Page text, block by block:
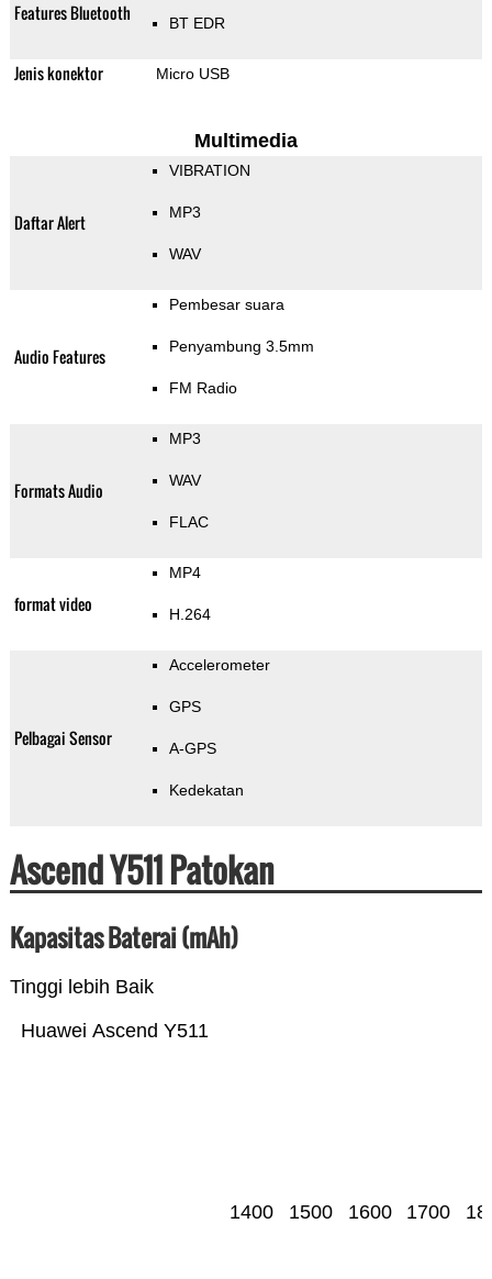
Features Bluetooth BT EDR
Jenis konektor Micro USB
Multimedia
Daftar Alert
VIBRATION
MP3
WAV
Audio Features
Pembesar suara
Penyambung 3.5mm
FM Radio
Formats Audio
MP3
WAV
FLAC
format video
MP4
H.264
Pelbagai Sensor
Accelerometer
GPS
A-GPS
Kedekatan
Ascend Y511 Patokan
Kapasitas Baterai (mAh)
Tinggi lebih Baik
Huawei Ascend Y511
1400 1500 1600 1700